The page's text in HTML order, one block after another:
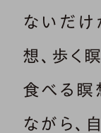
ないだけ
想、歩く
食べる
ながら、